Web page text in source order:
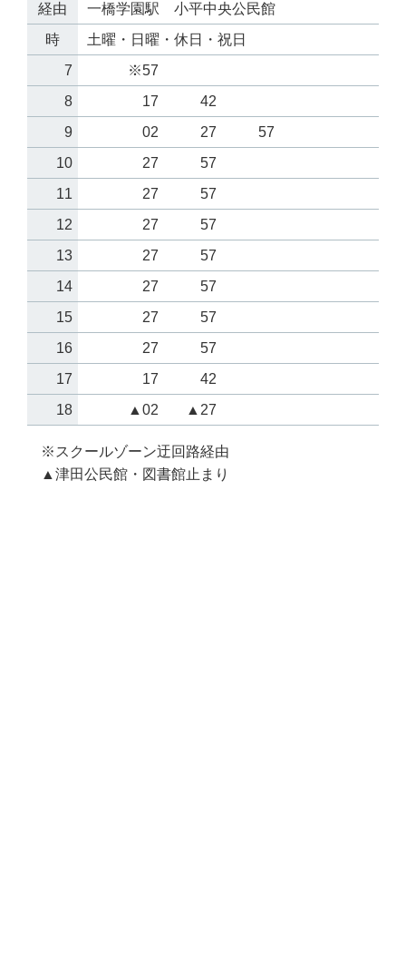
経由
一橋学園駅 小平中央公民館
時
土曜・日曜・休日・祝日
7
※57
8
17
42
9
02 27
57
10
27
57
11
27
57
12
27
57
13
27
57
14
27
57
15
27
57
16
27
57
17
17
42
18
▲02 ▲27
※スクールゾーン迂回路経由
▲津田公民館・図書館止まり